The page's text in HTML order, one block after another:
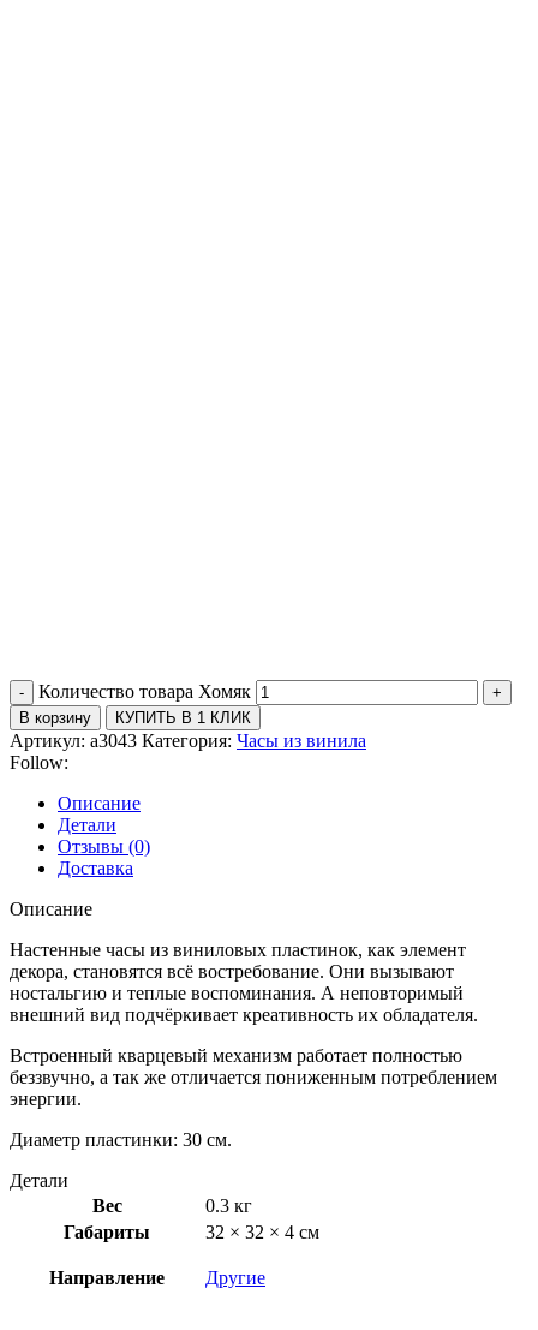
Количество товара Хомяк
В корзину КУПИТЬ В 1 КЛИК
Артикул: a3043 Категория: Часы из винила
Follow:
Описание
Детали
Отзывы (0)
Доставка
Описание
Настенные часы из виниловых пластинок, как элемент
декора, становятся всё востребование. Они вызывают
ностальгию и теплые воспоминания. А неповторимый
внешний вид подчёркивает креативность их обладателя.
Встроенный кварцевый механизм работает полностью
беззвучно, а так же отличается пониженным потреблением
энергии.
Диаметр пластинки: 30 см.
Детали
Вес
0.3 кг
Габариты
32 × 32 × 4 см
Направление Другие